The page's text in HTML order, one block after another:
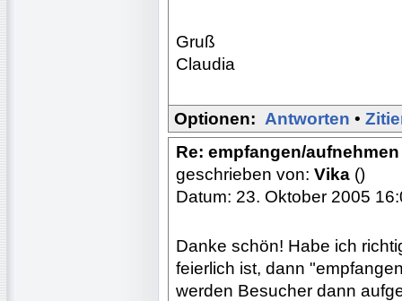
Gruß
Claudia
Optionen: Antworten •
Re: empfangen/aufnehmen
geschrieben von: Vika ()
Datum: 23. Oktober 2005
Danke schön! Habe ich
feierlich ist, dann
werden Besucher dann